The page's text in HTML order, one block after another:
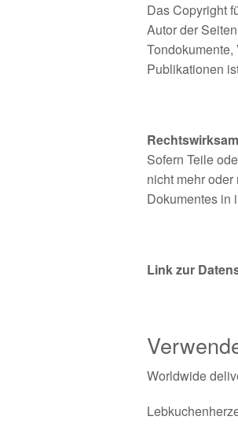
Das Copyright
Autor der
Publikationen
Sofern Teile
nicht mehr
Dokumentes in
Link zur
Worldwide